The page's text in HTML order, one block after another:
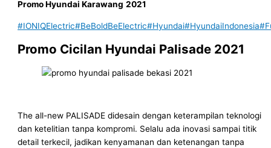
Promo Hyundai Karawang 2021
#IONIQElectric#BeBoldBeElectric#Hyundai#HyundaiIndonesia
Promo Cicilan Hyundai Palisade 2021
The all-new PALISADE didesain dengan keterampilan teknologi
dan ketelitian tanpa kompromi. Selalu ada inovasi sampai titik
detail terkecil, jadikan kenyamanan dan ketenangan tanpa